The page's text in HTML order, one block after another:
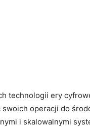
technologii ery
operacji do
i skalowalnymi